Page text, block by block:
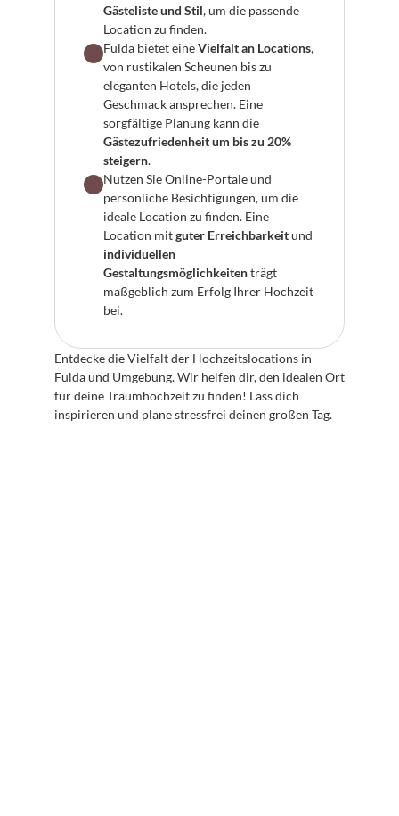
Gästeliste und Stil, um die passende
Location zu finden.
Fulda bietet eine Vielfalt an Locations,
von rustikalen Scheunen bis zu
eleganten Hotels, die jeden
Geschmack ansprechen. Eine
Gästezufriedenheit um bis zu 20%
steigern.
Nutzen Sie Online-Portale und
persönliche Besichtigungen, um die
ideale Location zu finden. Eine
Location mit guter Erreichbarkeit
individuellen
Gestaltungsmöglichkeiten trägt
maßgeblich zum Erfolg Ihrer Hochzeit
bei.
Entdecke die Vielfalt der Hochzeitslocations in
Fulda und Umgebung. Wir helfen dir, den idealen Ort
für deine Traumhochzeit zu finden! Lass dich
inspirieren und plane stressfrei deinen großen Tag.